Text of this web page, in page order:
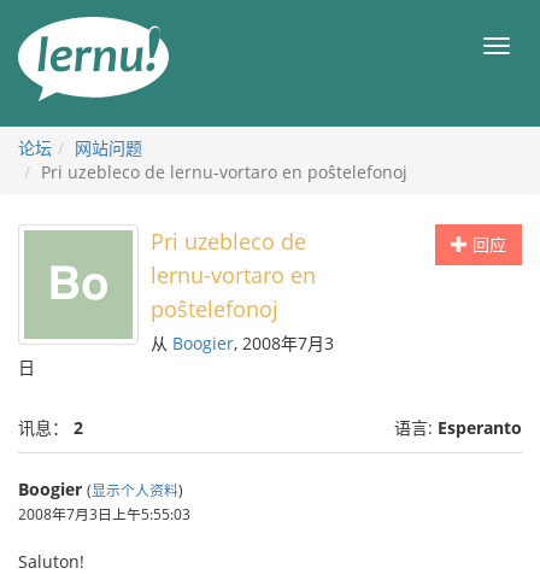
目
论坛
网站问题
Pri uzebleco de lernu-vortaro en poŝtelefonoj
回应
Pri uzebleco de
lernu-vortaro en
poŝtelefonoj
从 Boogier, 2008年7月3
日
讯息： 2 语言: Esperanto
Boogier (显示个人资料)
2008年7月3日上午5:55:03
Saluton!